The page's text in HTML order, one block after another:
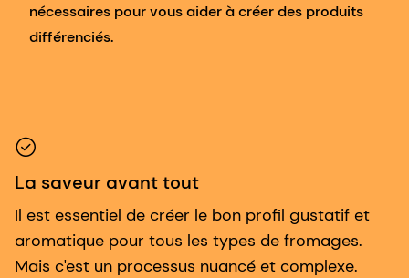
nécessaires pour vous aider à créer des produits
différenciés.
La saveur avant tout
Il est essentiel de créer le bon profil gustatif et
aromatique pour tous les types de fromages.
Mais c'est un processus nuancé et complexe.